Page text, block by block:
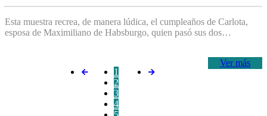
Esta muestra recrea, de manera lúdica, el cumpleaños de Carlota,
esposa de Maximiliano de Habsburgo, quien pasó sus dos…
Ver más
1
2
3
4